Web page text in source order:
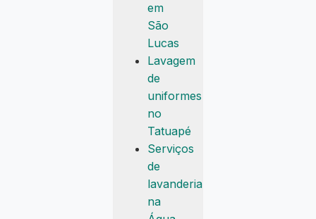
em
São
Lucas
Lavagem
de
uniformes
no
Tatuapé
Serviços
de
lavanderia
na